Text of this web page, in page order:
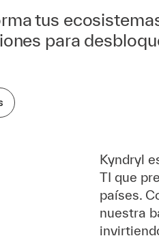
tus
para
Kyndryl
TI que
países.
nuestra